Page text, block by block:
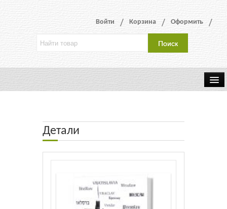
Войти Корзина Оформить
Контакты
Букинистические книги
Детали